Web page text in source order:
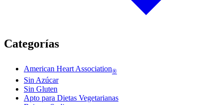
Categorías
American Heart Association®
Sin Azúcar
Sin Gluten
Apto para Dietas Vegetarianas